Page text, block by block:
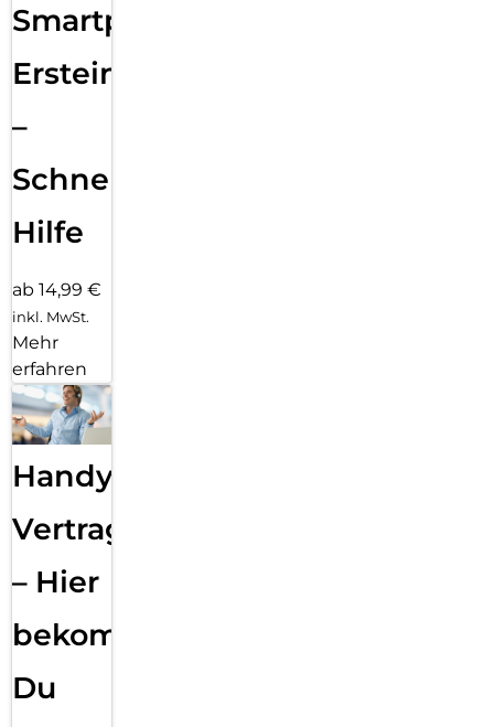
Smartphone
Ersteinrichtung
–
Schnelle
Hilfe
ab 14,99 €
inkl. MwSt.
Mehr
erfahren
Handy
Vertragsabwicklung
– Hier
bekommst
Du